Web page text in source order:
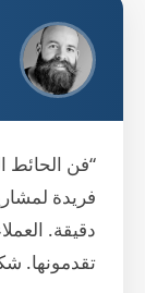
“فن الحائط
فريدة
دقيقة.
تقدمونها.